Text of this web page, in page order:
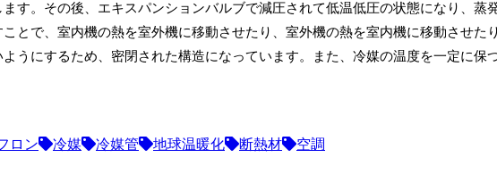
す。その後、エキスパンションバルブで減圧されて低温低圧の状態になり、蒸
とで、室内機の熱を室外機に移動させたり、室外機の熱を室内機に移動させた
うにするため、密閉された構造になっています。また、冷媒の温度を一定に保
ロン 冷媒 冷媒管 地球温暖化 断熱材
空調